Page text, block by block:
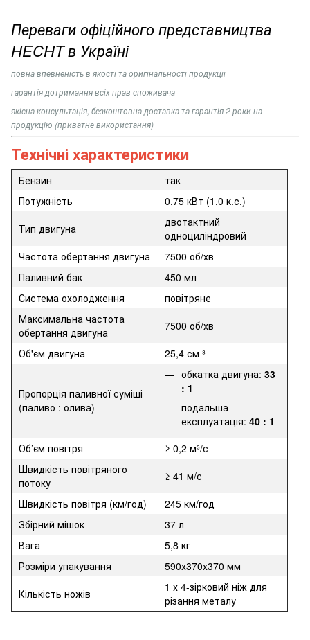
Переваги офіційного представництва
HECHT в Україні
повна впевненість в якості та оригінальності продукції
гарантія дотримання всіх прав споживача
якісна консультація, безкоштовна доставка та гарантія 2 роки на
продукцію (приватне використання)
Технічні характеристики
Бензин
так
Потужність
0,75 кВт (1,0 к.с.)
Тип двигуна
двотактний
одноциліндровий
Частота обертання двигуна
7500 об/хв
Паливний бак
450 мл
Система охолодження
повітряне
Максимальна частота
обертання двигуна
7500 об/хв
Об'єм двигуна
25,4 см ³
Пропорція паливної суміші
(паливо : олива)
обкатка двигуна: 33
: 1
подальша
експлуатація: 40 : 1
Об’єм повітря
≥ 0,2 м³/с
Швидкість повітряного
потоку
≥ 41 м/с
Швидкість повітря (км/год)
245 км/год
Збірний мішок
37 л
Вага
5,8 кг
Розміри упакування
590х370х370 мм
Кількість ножів
1 х 4-зірковий ніж для
різання металу